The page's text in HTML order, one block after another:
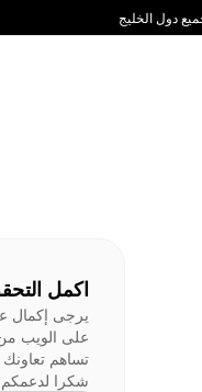
اكمل
يرجى إكمال
على الويب من
تساهم تعاونك
شكرا